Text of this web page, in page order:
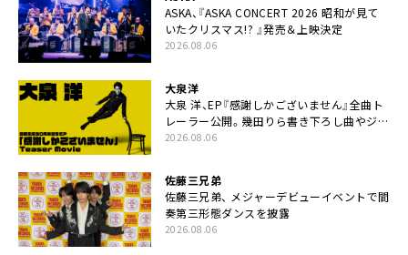
ASKA、『ASKA CONCERT 2026 昭和が見て
いたクリスマス!? 』発売＆上映決定
2026.08.06
大泉洋
大泉 洋、EP『感謝しかございません』全曲ト
レーラー公開。幾田りら書き下ろし曲やジャ
ズピアニスト・小曽根真による提供曲のレコ
2026.08.06
佐藤三兄弟
佐藤三兄弟、 メジャーデビューイベントで間
奏第三形態ダンスを披露
2026.08.06